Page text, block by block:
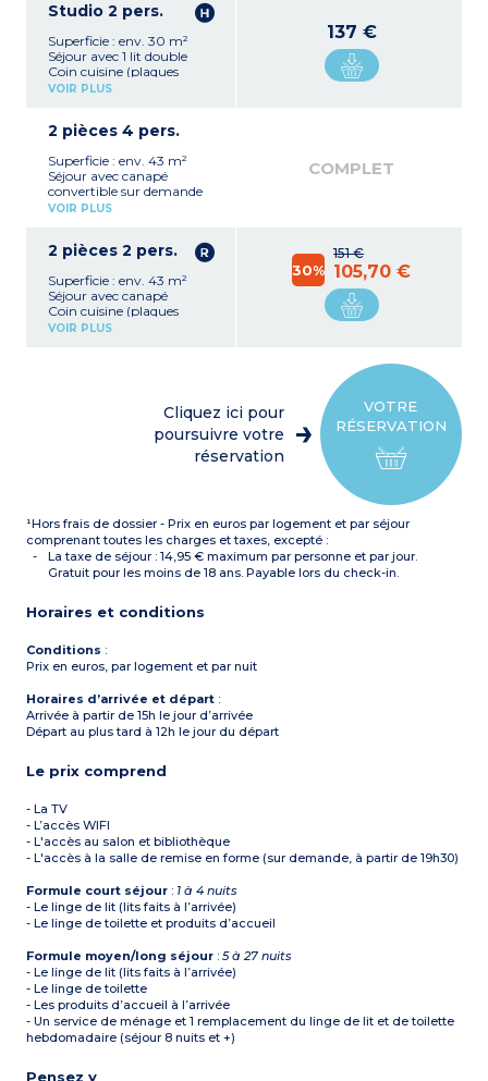
Studio 2 pers.
Superficie : env. 30 m²
Séjour avec 1 lit double
Coin cuisine (plaques
induction, réfrigérateur,
Salle d'eau PMR avec
WC
VOIR PLUS
137 €
2 pièces 4 pers.
Superficie : env. 43 m²
Séjour avec canapé
convertible sur demande
Coin cuisine (plaques
hotte aspirante)
1 chambre avec 1 lit double
Salle d'eau PMR avec
douche et sèche-serviettes
WC
VOIR PLUS
COMPLET
2 pièces 2 pers.
Superficie : env. 43 m²
Séjour avec canapé
Coin cuisine (plaques
induction, réfrigérateur,
douche et sèche-serviettes
VOIR PLUS
151 €
30% 105,70 €
VOTRE
RÉSERVATION
Cliquez ici pour
poursuivre votre
réservation
¹Hors frais de dossier - Prix en euros par logement et par séjour
comprenant toutes les charges et taxes, excepté :
La taxe de séjour : 14,95 € maximum par personne et par jour.
Gratuit pour les moins de 18 ans. Payable lors du check-in.
Horaires et conditions
Conditions :
Prix en euros, par logement et par nuit
Horaires d’arrivée et départ :
Arrivée à partir de 15h le jour d’arrivée
Départ au plus tard à 12h le jour du départ
Le prix comprend
- La TV
- L’accès WIFI
- L'accès au salon et bibliothèque
- L'accès à la salle de remise en forme (sur demande, à partir de 19h30)
Formule court séjour : 1 à 4 nuits
- Le linge de lit (lits faits à l’arrivée)
- Le linge de toilette et produits d’accueil
Formule moyen/long séjour :5 à 27 nuits
- Le linge de lit (lits faits à l’arrivée)
- Le linge de toilette
- Les produits d’accueil à l’arrivée
- Un service de ménage et 1 remplacement du linge de lit et de toilette
hebdomadaire (séjour 8 nuits et +)
Pensez y